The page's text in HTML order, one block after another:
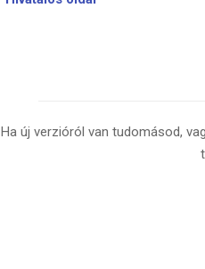
Ha új verzióról van tudomásod,